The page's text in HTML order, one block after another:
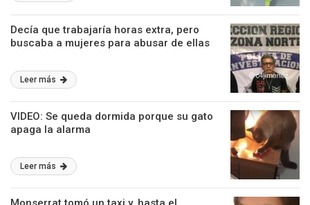
Decía que trabajaría horas extra, pero
buscaba a mujeres para abusar de ellas
Leer más
VIDEO: Se queda dormida porque su gato
apaga la alarma
Leer más